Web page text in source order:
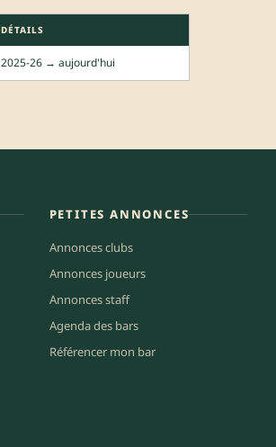
DÉTAILS
2025-26 → aujourd'hui
PETITES ANNONCES
Annonces clubs
Annonces joueurs
Annonces staff
Agenda des bars
Référencer mon bar